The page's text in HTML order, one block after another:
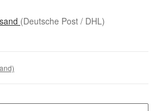
(Deutsche Post / DHL)